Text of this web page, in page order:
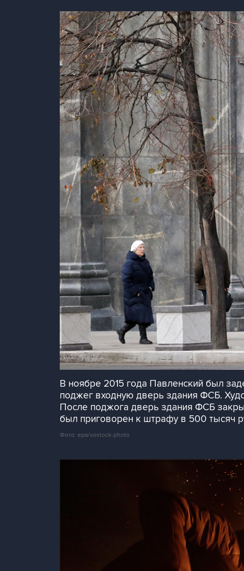
В ноябре 2015 года Павленский был
поджег входную дверь здания ФСБ.
После поджога дверь здания ФСБ
был приговорен к штрафу в 500 тысяч
Фото: epa/vostock-photo